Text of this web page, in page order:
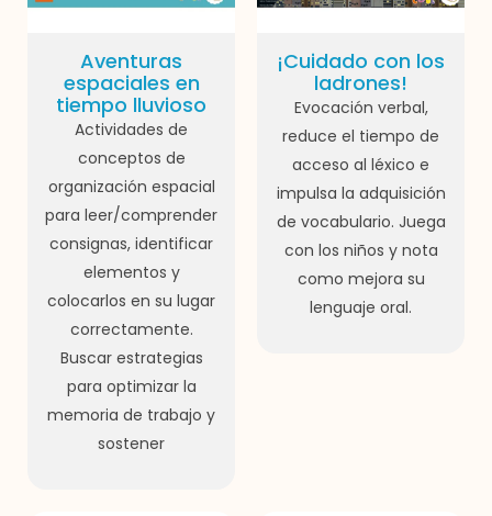
Aventuras
espaciales en
tiempo lluvioso
Actividades de
conceptos de
organización espacial
para leer/comprender
consignas, identificar
elementos y
colocarlos en su lugar
correctamente.
Buscar estrategias
para optimizar la
memoria de trabajo y
sostener
¡Cuidado con los
ladrones!
Evocación verbal,
reduce el tiempo de
acceso al léxico e
impulsa la adquisición
de vocabulario. Juega
con los niños y nota
como mejora su
lenguaje oral.